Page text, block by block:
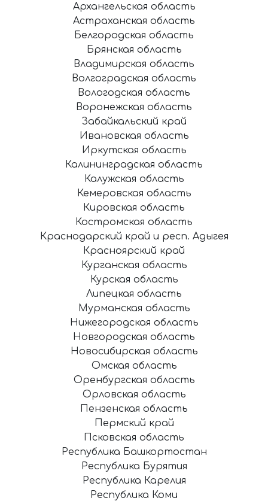
Архангельская область
Астраханская область
Белгородская область
Брянская область
Владимирская область
Волгоградская область
Вологодская область
Воронежская область
Забайкальский край
Ивановская область
Иркутская область
Калининградская область
Калужская область
Кемеровская область
Кировская область
Костромская область
Краснодарский край и респ. Адыгея
Красноярский край
Курганская область
Курская область
Липецкая область
Мурманская область
Нижегородская область
Новгородская область
Новосибирская область
Омская область
Оренбургская область
Орловская область
Пензенская область
Пермский край
Псковская область
Республика Башкортостан
Республика Бурятия
Республика Карелия
Республика Коми